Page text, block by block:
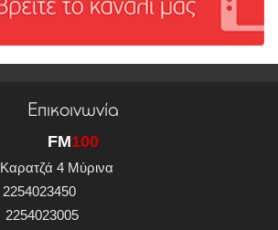
Επικοινωνία
FM100
Καρατζά 4 Μύρινα
2254023450
2254023005